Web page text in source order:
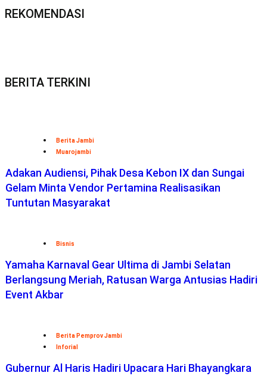
REKOMENDASI
BERITA TERKINI
Berita Jambi
Muarojambi
Adakan Audiensi, Pihak Desa Kebon IX dan Sungai
Gelam Minta Vendor Pertamina Realisasikan
Tuntutan Masyarakat
Bisnis
Yamaha Karnaval Gear Ultima di Jambi Selatan
Berlangsung Meriah, Ratusan Warga Antusias Hadiri
Event Akbar
Berita Pemprov Jambi
Inforial
Gubernur Al Haris Hadiri Upacara Hari Bhayangkara